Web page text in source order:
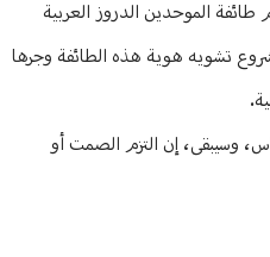
طائفة الموحدين الدروز العربية
تشويه هوية هذه الطائفة وجرها
وسيبقى، إن التزم الصمت أو